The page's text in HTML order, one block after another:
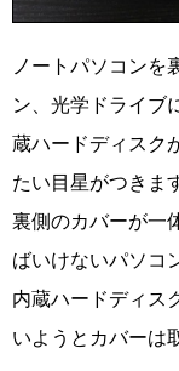
ノートパソコンを
ン、光学ドライブ
蔵ハードディスク
たい目星がつきま
裏側のカバーが一
ばいけないパソコ
内蔵ハードディス
いようとカバーは